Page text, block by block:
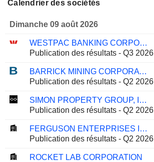
Calendrier des sociétés
Dimanche 09 août 2026
WESTPAC BANKING CORPORATION
Publication des résultats - Q3 2026
BARRICK MINING CORPORATION
Publication des résultats - Q2 2026
SIMON PROPERTY GROUP, INC.
Publication des résultats - Q2 2026
FERGUSON ENTERPRISES INC.
Publication des résultats - Q2 2026
ROCKET LAB CORPORATION